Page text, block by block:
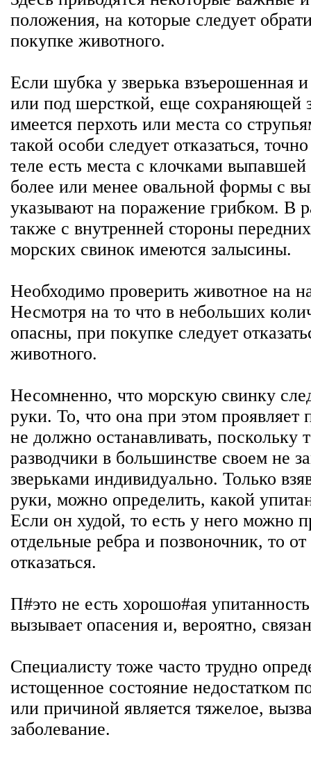
положения, на которые следует
покупке животного.
Если шубка у зверька взъерошенная и
или под шерсткой, еще сохраняющей
имеется перхоть или места со
такой особи следует отказаться,
теле есть места с клочками
более или менее овальной формы с
указывают на поражение грибком. В
также с внутренней стороны
морских свинок имеются залысины.
Необходимо проверить животное на
Несмотря на то что в небольших
опасны, при покупке следует
животного.
Несомненно, что морскую свинку
руки. То, что она при этом проявляет
не должно останавливать, поскольку
разводчики в большинстве своем не
зверьками индивидуально. Только
руки, можно определить, какой
Если он худой, то есть у него можно
отдельные ребра и позвоночник, то
отказаться.
П#это не есть хорошо#ая
вызывает опасения и, вероятно,
Специалисту тоже часто трудно
истощенное состояние недостатком
или причиной является тяжелое,
заболевание.